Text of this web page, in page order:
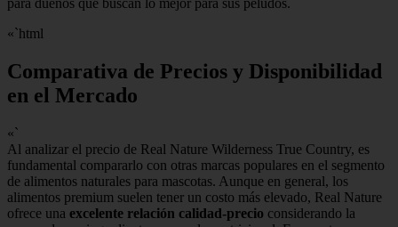
para dueños que buscan lo mejor para sus peludos.
«`html
Comparativa de Precios y Disponibilidad
en el Mercado
«`
Al analizar el precio de Real Nature Wilderness True Country, es
fundamental compararlo con otras marcas populares en el segmento
de alimentos naturales para mascotas. Aunque en general, los
alimentos premium suelen tener un costo más elevado, Real Nature
ofrece una excelente relación calidad-precio considerando la